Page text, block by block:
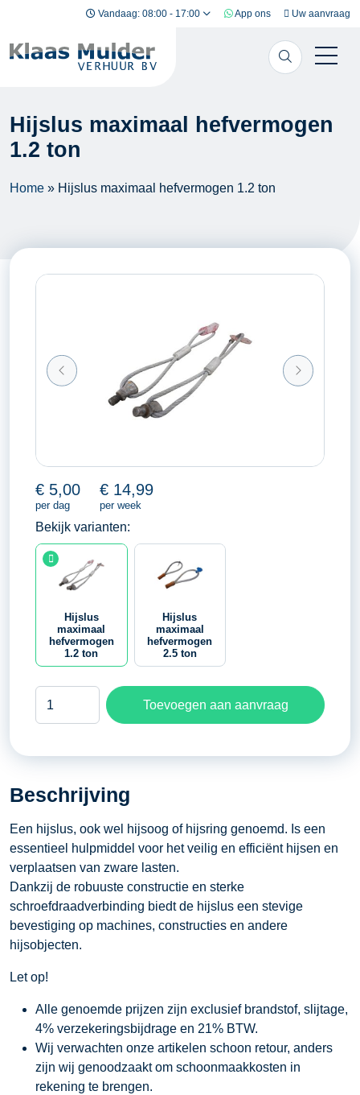
Ga naar inhoud Vandaag: 08:00 - 17:00 App ons Uw aanvraag
Hijslus maximaal hefvermogen
1.2 ton
Home » Hijslus maximaal hefvermogen 1.2 ton
€ 5,00
per dag
€ 14,99
per week
Bekijk varianten:
Hijslus
maximaal
hefvermogen
1.2 ton
Hijslus
maximaal
hefvermogen
2.5 ton
1.2
aantal
Toevoegen aan aanvraag
Beschrijving
Een hijslus, ook wel hijsoog of hijsring genoemd. Is een
essentieel hulpmiddel voor het veilig en efficiënt hijsen en
verplaatsen van zware lasten.
Dankzij de robuuste constructie en sterke
schroefdraadverbinding biedt de hijslus een stevige
bevestiging op machines, constructies en andere
hijsobjecten.
Let op!
Alle genoemde prijzen zijn exclusief brandstof, slijtage,
4% verzekeringsbijdrage en 21% BTW.
Wij verwachten onze artikelen schoon retour, anders
zijn wij genoodzaakt om schoonmaakkosten in
rekening te brengen.